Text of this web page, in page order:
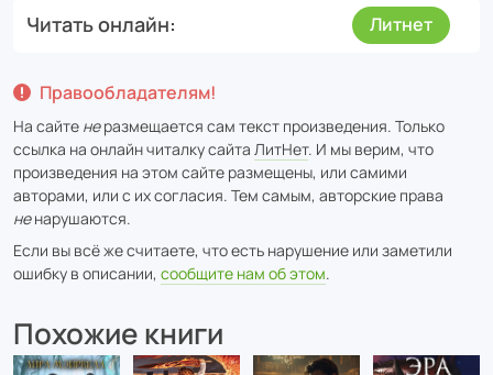
Читать онлайн Литнет
Правообладателям!
На сайте неразмещается сам текст произведения. Только
ссылка на онлайн читалку сайта ЛитНет. И мы верим, что
произведения на этом сайте размещены, или самими
авторами, или с их согласия. Тем самым, авторские права
ненарушаются.
Если вы всё же считаете, что есть нарушение или заметили
ошибку в описании, сообщите нам об этом.
Похожие книги